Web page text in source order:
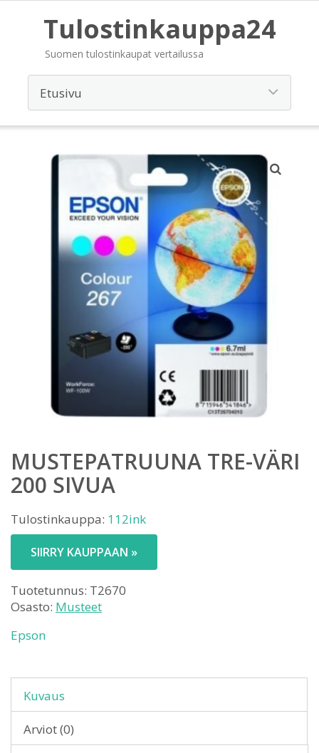
Tulostinkauppa24
Suomen tulostinkaupat vertailussa
MUSTEPATRUUNA TRE-VÄRI
200 SIVUA
Tulostinkauppa: 112ink
SIIRRY KAUPPAAN »
Tuotetunnus: T2670
Osasto: Musteet
Epson
Kuvaus
Arviot (0)